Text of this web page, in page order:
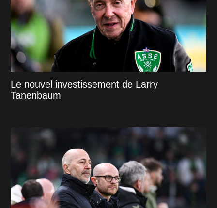
Le nouvel investissement de Larry
Tanenbaum